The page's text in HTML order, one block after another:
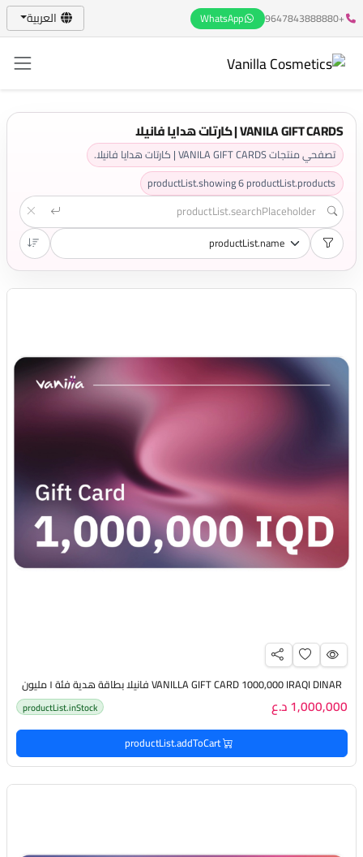
+9647843888880
WhatsApp العربية
VANILA GIFT CARDS | كارتات هدايا فانيلا
تصفحي منتجات VANILA GIFT CARDS | كارتات هدايا فانيلا.
productList.showing6productList.products
VANILLA GIFT CARD 1000,000 IRAQI DINAR فانيلا بطاقة هدية فئة ١ مليون
1,000,000 د.ع productList.inStock
productList.addToCart